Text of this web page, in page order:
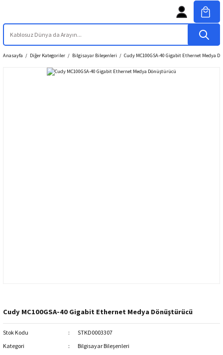
Anasayfa Diğer Kategoriler Bilgisayar Bileşenleri Cudy MC100GSA-40 Gigabit Ethernet Medya
Cudy MC100GSA-40 Gigabit Ethernet Medya Dönüştürücü
Stok Kodu
STKD0003307
Kategori
Bilgisayar Bileşenleri